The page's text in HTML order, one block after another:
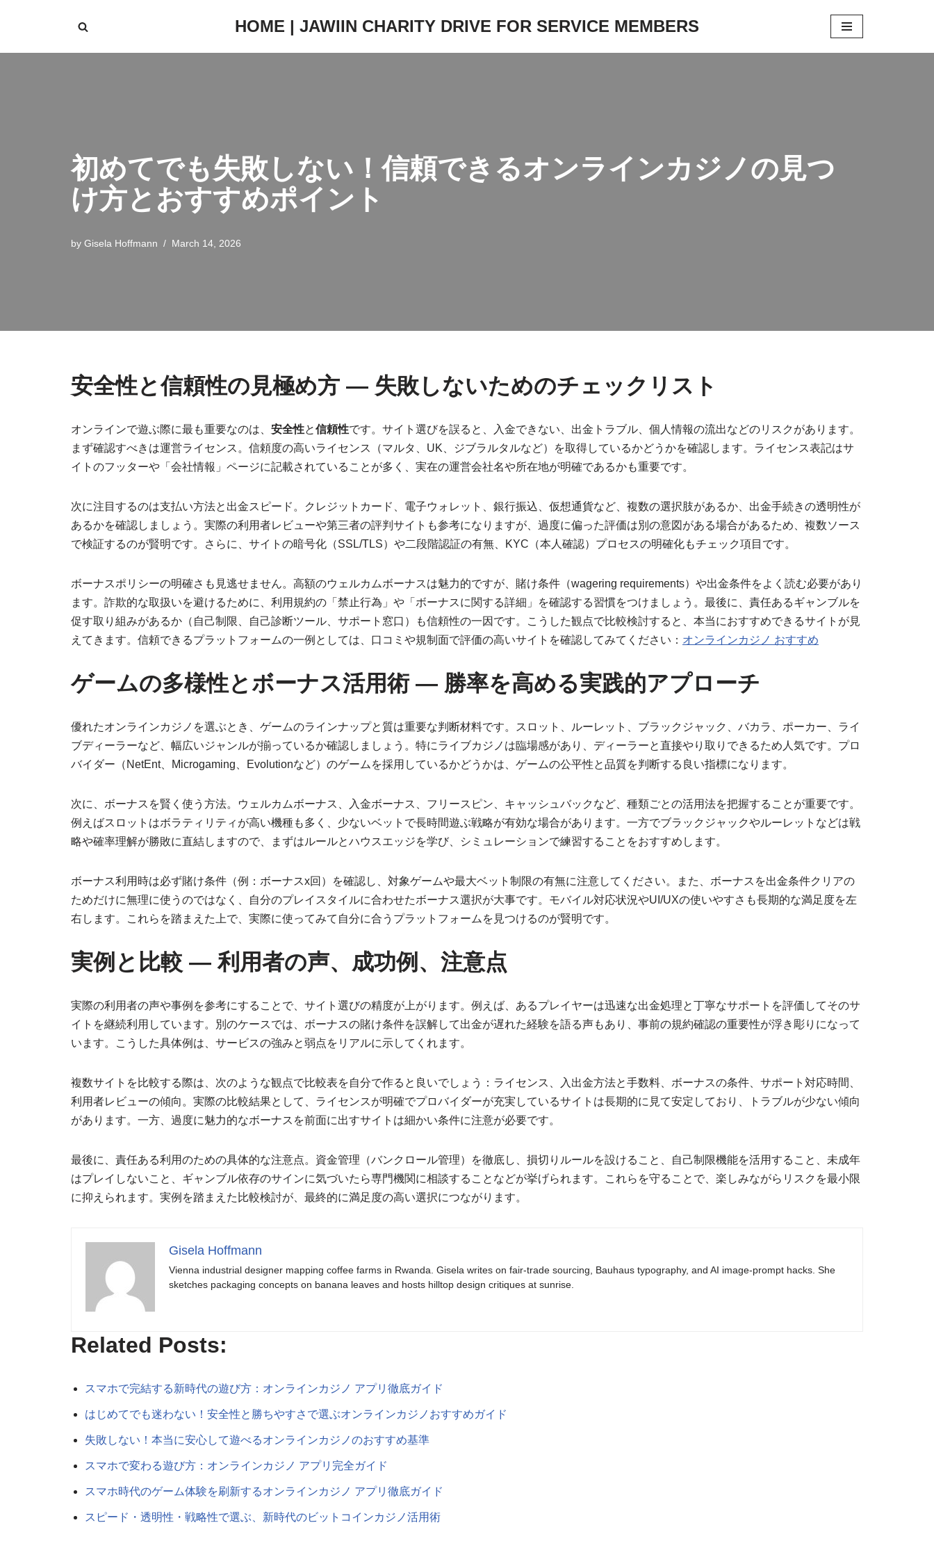
HOME | JAWIIN CHARITY DRIVE FOR SERVICE MEMBERS
初めてでも失敗しない！信頼できるオンラインカジノの見つ
け方とおすすめポイント
by Gisela Hoffmann March 14, 2026
安全性と信頼性の見極め方 — 失敗しないためのチェックリスト
オンラインで遊ぶ際に最も重要なのは、 安全性と信頼性です。サイト選びを誤ると、入金できない、出金トラブル、個人情報の流出などのリスクがあります。
まず確認すべきは運営ライセンス。信頼度の高いライセンス（マルタ、UK、ジブラルタルなど）を取得しているかどうかを確認します。ライセンス表記はサ
イトのフッターや「会社情報」ページに記載されていることが多く、実在の運営会社名や所在地が明確であるかも重要です。
次に注目するのは支払い方法と出金スピード。クレジットカード、電子ウォレット、銀行振込、仮想通貨など、複数の選択肢があるか、出金手続きの透明性が
あるかを確認しましょう。実際の利用者レビューや第三者の評判サイトも参考になりますが、過度に偏った評価は別の意図がある場合があるため、複数ソース
で検証するのが賢明です。さらに、サイトの暗号化（SSL/TLS）や二段階認証の有無、KYC（本人確認）プロセスの明確化もチェック項目です。
ボーナスポリシーの明確さも見逃せません。高額のウェルカムボーナスは魅力的ですが、賭け条件（wagering requirements）や出金条件をよく読む必要があり
ます。詐欺的な取扱いを避けるために、利用規約の「禁止行為」や「ボーナスに関する詳細」を確認する習慣をつけましょう。最後に、責任あるギャンブルを
促す取り組みがあるか（自己制限、自己診断ツール、サポート窓口）も信頼性の一因です。こうした観点で比較検討すると、本当におすすめできるサイトが見
えてきます。信頼できるプラットフォームの一例としては、口コミや規制面で評価の高いサイトを確認してみてください： オンラインカジノ おすすめ
ゲームの多様性とボーナス活用術 — 勝率を高める実践的アプローチ
優れたオンラインカジノを選ぶとき、ゲームのラインナップと質は重要な判断材料です。スロット、ルーレット、ブラックジャック、バカラ、ポーカー、ライ
ブディーラーなど、幅広いジャンルが揃っているか確認しましょう。特にライブカジノは臨場感があり、ディーラーと直接やり取りできるため人気です。プロ
バイダー（NetEnt、Microgaming、Evolutionなど）のゲームを採用しているかどうかは、ゲームの公平性と品質を判断する良い指標になります。
次に、ボーナスを賢く使う方法。ウェルカムボーナス、入金ボーナス、フリースピン、キャッシュバックなど、種類ごとの活用法を把握することが重要です。
例えばスロットはボラティリティが高い機種も多く、少ないベットで長時間遊ぶ戦略が有効な場合があります。一方でブラックジャックやルーレットなどは戦
略や確率理解が勝敗に直結しますので、まずはルールとハウスエッジを学び、シミュレーションで練習することをおすすめします。
ボーナス利用時は必ず賭け条件（例：ボーナスx回）を確認し、対象ゲームや最大ベット制限の有無に注意してください。また、ボーナスを出金条件クリアの
ためだけに無理に使うのではなく、自分のプレイスタイルに合わせたボーナス選択が大事です。モバイル対応状況やUI/UXの使いやすさも長期的な満足度を左
右します。これらを踏まえた上で、実際に使ってみて自分に合うプラットフォームを見つけるのが賢明です。
実例と比較 — 利用者の声、成功例、注意点
実際の利用者の声や事例を参考にすることで、サイト選びの精度が上がります。例えば、あるプレイヤーは迅速な出金処理と丁寧なサポートを評価してそのサ
イトを継続利用しています。別のケースでは、ボーナスの賭け条件を誤解して出金が遅れた経験を語る声もあり、事前の規約確認の重要性が浮き彫りになって
います。こうした具体例は、サービスの強みと弱点をリアルに示してくれます。
複数サイトを比較する際は、次のような観点で比較表を自分で作ると良いでしょう：ライセンス、入出金方法と手数料、ボーナスの条件、サポート対応時間、
利用者レビューの傾向。実際の比較結果として、ライセンスが明確でプロバイダーが充実しているサイトは長期的に見て安定しており、トラブルが少ない傾向
があります。一方、過度に魅力的なボーナスを前面に出すサイトは細かい条件に注意が必要です。
最後に、責任ある利用のための具体的な注意点。資金管理（バンクロール管理）を徹底し、損切りルールを設けること、自己制限機能を活用すること、未成年
はプレイしないこと、ギャンブル依存のサインに気づいたら専門機関に相談することなどが挙げられます。これらを守ることで、楽しみながらリスクを最小限
に抑えられます。実例を踏まえた比較検討が、最終的に満足度の高い選択につながります。
Gisela Hoffmann
Vienna industrial designer mapping coffee farms in Rwanda. Gisela writes on fair-trade sourcing, Bauhaus typography, and AI image-prompt hacks. She
sketches packaging concepts on banana leaves and hosts hilltop design critiques at sunrise.
Related Posts:
スマホで完結する新時代の遊び方：オンラインカジノ アプリ徹底ガイド
はじめてでも迷わない！安全性と勝ちやすさで選ぶオンラインカジノおすすめガイド
失敗しない！本当に安心して遊べるオンラインカジノのおすすめ基準
スマホで変わる遊び方：オンラインカジノ アプリ完全ガイド
スマホ時代のゲーム体験を刷新するオンラインカジノ アプリ徹底ガイド
スピード・透明性・戦略性で選ぶ、新時代のビットコインカジノ活用術